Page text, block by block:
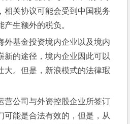
相关协议可能会受到中国税务
生额外的税负。
外基金投资境内企业以及境内
新的途径，境内企业因此可以
大。但是，新浪模式的法律瑕
营公司与外资控股企业所签订
可能是合法有效的，但是，从